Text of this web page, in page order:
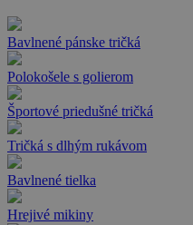
Bavlnené pánske tričká
Polokošele s golierom
Športové priedušné tričká
Tričká s dlhým rukávom
Bavlnené tielka
Hrejivé mikiny